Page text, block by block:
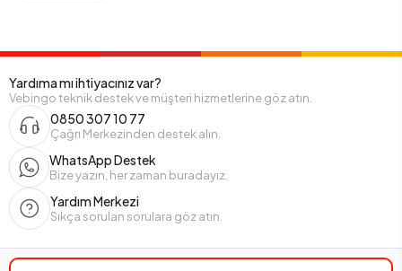
Yardıma mı ihtiyacınız var?
Vebingo teknik destek ve müşteri hizmetlerine göz atın.
0850 307 10 77
Çağrı Merkezinden destek alın.
WhatsApp Destek
Bize yazın, her zaman buradayız.
Yardım Merkezi
Sıkça sorulan sorulara göz atın.